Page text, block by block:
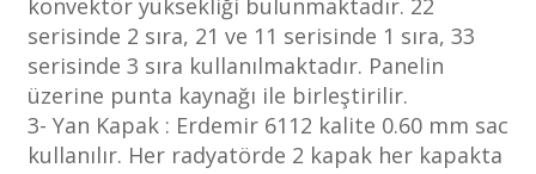
konvektör yüksekliği bulunmaktadır. 22
serisinde 2 sıra, 21 ve 11 serisinde 1 sıra, 33
serisinde 3 sıra kullanılmaktadır. Panelin
üzerine punta kaynağı ile birleştirilir.
3- Yan Kapak : Erdemir 6112 kalite 0.60 mm sac
kullanılır. Her radyatörde 2 kapak her kapakta